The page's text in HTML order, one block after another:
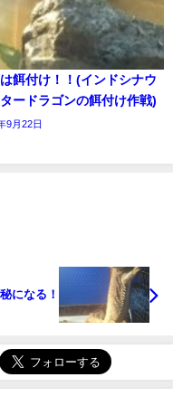
は餌付け！！(インドシナウ
ードラゴンの餌付け作戦)
9月22日
になる！